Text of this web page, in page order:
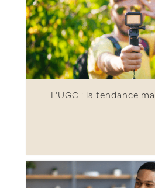
L’UGC : la tendance